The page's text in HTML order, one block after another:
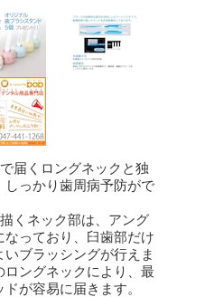
届くロングネックと独
しっかり歯周病予防がで
くネック部は、アング
なっており、臼歯部だけ
ブラッシングが行えま
ロングネックにより、最
が容易に届きます。